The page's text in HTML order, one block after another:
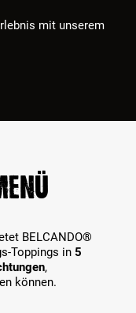
mit unserem
BELCANDO®
Toppings in 5
,
können.